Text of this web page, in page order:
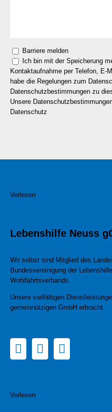
Barriere melden
Ich bin mit der Speicherung
Kontaktaufnahme per Telefon, E-
habe die Regelungen zum
Datenschutzbestimmungen zu
Unsere
Datenschutz
Vorlesen
Lebenshilfe Neuss
Wir selbst sind Mitglied des
Bundesvereinigung der
Wohlfahrtsverbands.
Unsere vielfältigen
gemeinnützigen GmbH erbracht.
Vorlesen